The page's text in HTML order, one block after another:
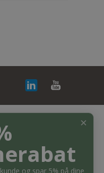
Ølstykke
✕
og spar 5% på dine